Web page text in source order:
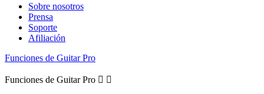
Sobre nosotros
Prensa
Soporte
Afiliación
Funciones de Guitar Pro
Funciones de Guitar Pro  